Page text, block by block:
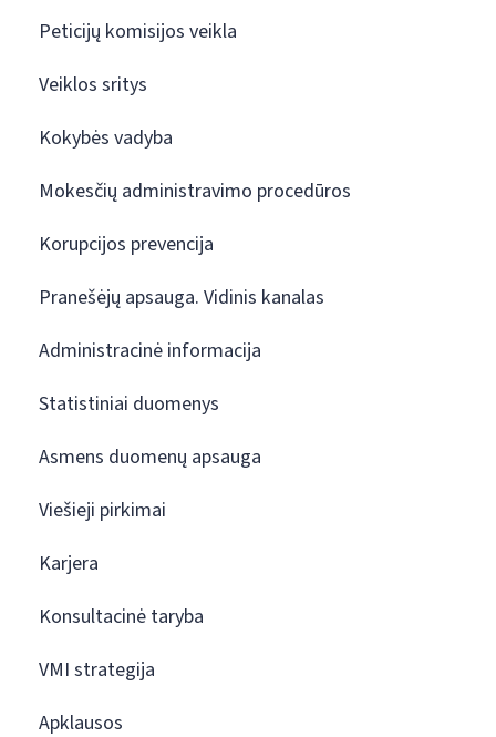
Peticijų komisijos veikla
Veiklos sritys
Kokybės vadyba
Mokesčių administravimo procedūros
Korupcijos prevencija
Pranešėjų apsauga. Vidinis kanalas
Administracinė informacija
Statistiniai duomenys
Asmens duomenų apsauga
Viešieji pirkimai
Karjera
Konsultacinė taryba
VMI strategija
Apklausos